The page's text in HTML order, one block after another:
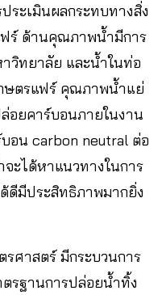
ระเมินผลกระทบทางสิ่ง
ฟร์ ด้านคุณภาพน้ำมีการ
วิทยาลัย และน้ำในท่อ
ษตรแฟร์ คุณภาพน้ำแย่
อยคาร์บอนภายในงาน
อน carbon neutral ต่อ
ะได้หาแนวทางในการ
ดีมีประสิทธิภาพมากยิ่ง
ศาสตร์ มีกระบวนการ
รฐานการปล่อยน้ำทิ้ง